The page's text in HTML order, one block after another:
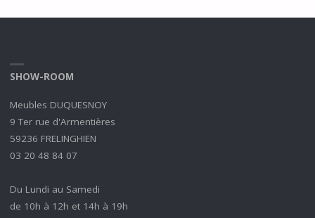
SHOW-ROOM
Meubles DUQUESNOY
9 Ter rue d'Armentières
59236 FRELINGHIEN
03 20 48 84 07
Du Lundi au Samedi
de 10h à 12h et 14h à 19h